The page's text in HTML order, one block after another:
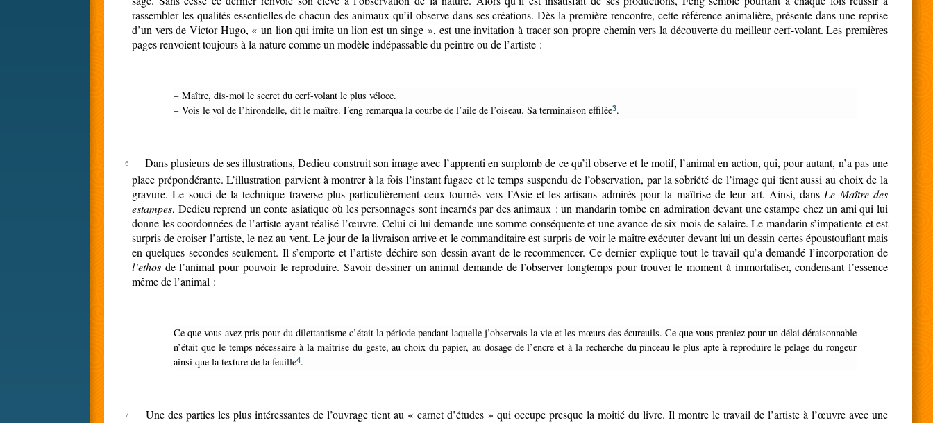
rassembler les qualités essentielles de chacun des animaux qu’il observe dans ses créations. Dès la première rencontre, cette référence animalière, présente dans une reprise
d’un vers de Victor Hugo, « un lion qui imite un lion est un singe », est une invitation à tracer son propre chemin vers la découverte du meilleur cerf-volant. Les premières
pages renvoient toujours à la nature comme un modèle indépassable du peintre ou de l’artiste :
– Maître, dis-moi le secret du cerf-volant le plus véloce.
– Vois le vol de l’hirondelle, dit le maître. Feng remarqua la courbe de l’aile de l’oiseau. Sa terminaison effilée3.
Dans plusieurs de ses illustrations, Dedieu construit son image avec l’apprenti en surplomb de ce qu’il observe et le motif, l’animal en action, qui, pour autant, n’a pas une
place prépondérante. L’illustration parvient à montrer à la fois l’instant fugace et le temps suspendu de l’observation, par la sobriété de l’image qui tient aussi au choix de la
gravure. Le souci de la technique traverse plus particulièrement ceux tournés vers l’Asie et les artisans admirés pour la maîtrise de leur art. Ainsi, dans Le Maître des
estampes, Dedieu reprend un conte asiatique où les personnages sont incarnés par des animaux : un mandarin tombe en admiration devant une estampe chez un ami qui lui
donne les coordonnées de l’artiste ayant réalisé l’œuvre. Celui-ci lui demande une somme conséquente et une avance de six mois de salaire. Le mandarin s’impatiente et est
surpris de croiser l’artiste, le nez au vent. Le jour de la livraison arrive et le commanditaire est surpris de voir le maître exécuter devant lui un dessin certes époustouflant mais
en quelques secondes seulement. Il s’emporte et l’artiste déchire son dessin avant de le recommencer. Ce dernier explique tout le travail qu’a demandé l’incorporation de
l’ethos de l’animal pour pouvoir le reproduire. Savoir dessiner un animal demande de l’observer longtemps pour trouver le moment à immortaliser, condensant l’essence
même de l’animal :
Ce que vous avez pris pour du dilettantisme c’était la période pendant laquelle j’observais la vie et les mœurs des écureuils. Ce que vous preniez pour un délai déraisonnable
n’était que le temps nécessaire à la maîtrise du geste, au choix du papier, au dosage de l’encre et à la recherche du pinceau le plus apte à reproduire le pelage du rongeur
ainsi que la texture de la feuille4.
Une des parties les plus intéressantes de l’ouvrage tient au « carnet d’études » qui occupe presque la moitié du livre. Il montre le travail de l’artiste à l’œuvre avec une